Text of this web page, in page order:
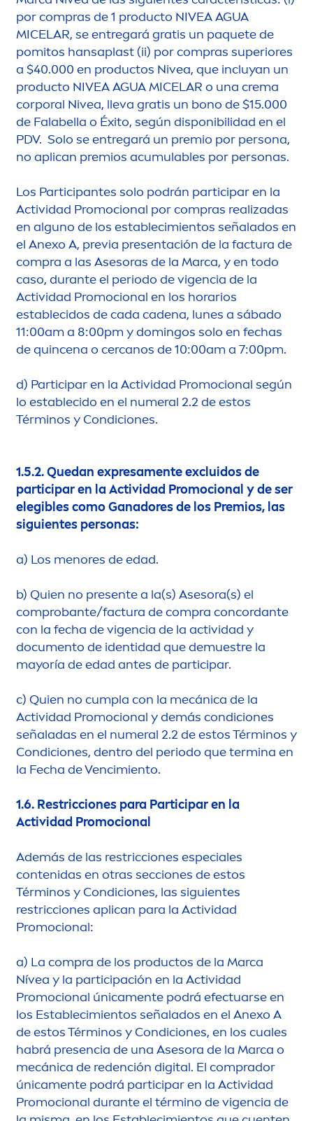
por compras de 1 producto NIVEAAGUA
MICELAR, se entregará gratis un paquete de
pomitos hansaplast (ii) por compras superiores
a $40.000 en productos Nivea, que incluyan un
producto NIVEAAGUA MICELAR o una crema
corporal Nivea, lleva gratis un bono de $15.000
de Falabella o Éxito, según disponibilidad en el
PDV. Solo se entregará un premio por persona,
no aplican premios acumulables por personas.
Los Participantes solo podrán participar en la
Actividad Promocional por compras realizadas
en alguno de los establecimientos señalados en
el Anexo A, previa presentación de la factura de
compra a las Asesoras de la Marca, y en todo
caso, durante el periodo de vigencia de la
Actividad Promocional en los horarios
establecidos de cada cadena, lunes a sábado
11:00am a 8:00pm y domingos solo en fechas
de quincena o cercanos de 10:00am a 7:00pm.
d) Participar en la Actividad Promocional según
lo establecido en el numeral 2.2 de estos
Términos y Condiciones.
1.5.2.Quedan expresamente excluidos de
participar en la Actividad Promocional y de ser
elegibles como Ganadores de los Premios, las
siguientes personas:
a) Los menores de edad.
b) Quien no presente a la(s) Asesora(s) el
comprobante/factura de compra concordante
con la fecha de vigencia de la actividad y
documento de identidad que demuestre la
mayoría de edad antes de participar.
c) Quien no cumpla con la mecánica de la
Actividad Promocional y demás condiciones
señaladas en el numeral 2.2 de estos Términos y
Condiciones, dentro del periodo que termina en
la Fecha de Vencimiento.
1.6. Restricciones para Participar en la
Actividad Promocional
Además de las restricciones especiales
contenidas en otras secciones de estos
Términos y Condiciones, las siguientes
restricciones aplican para la Actividad
Promocional:
a) La compra de los productos de la Marca
Nívea y la participación en la Actividad
Promocional únicamente podrá efectuarse en
los Establecimientos señalados en el Anexo A
de estos Términos y Condiciones, en los cuales
habrá presencia de una Asesora de la Marca o
mecánica de redención digital. El comprador
únicamente podrá participar en la Actividad
Promocional durante el término de vigencia de